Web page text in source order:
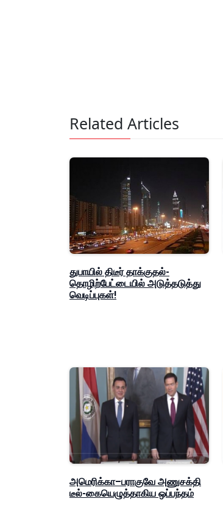
Related Articles
துபாயில் திடீர் தாக்குதல்-
தொழிற்பேட்டையில் அடுத்தடுத்து
வெடிப்புகள்!
அமெரிக்கா–பராகுவே அணுசக்தி
டீல்-கையெழுத்தாகிய ஒப்பந்தம்